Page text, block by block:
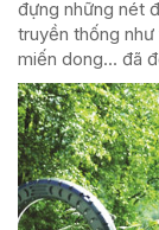
đựng những nét
truyền thống
miến dong… đã